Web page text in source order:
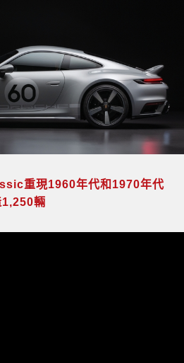
重現1960年代和 1970年代
1,250輛